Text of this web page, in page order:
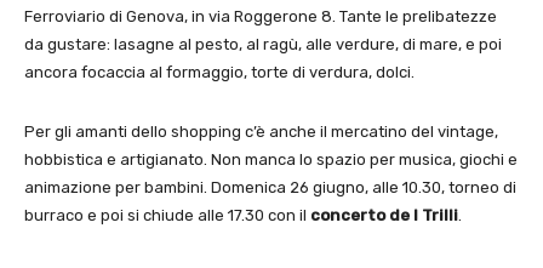
Ferroviario di Genova, in via Roggerone 8. Tante le prelibatezze
da gustare: lasagne al pesto, al ragù, alle verdure, di mare, e poi
ancora focaccia al formaggio, torte di verdura, dolci.
Per gli amanti dello shopping c’è anche il mercatino del vintage,
hobbistica e artigianato. Non manca lo spazio per musica, giochi e
animazione per bambini. Domenica 26 giugno, alle 10.30, torneo di
burraco e poi si chiude alle 17.30 con il concerto de I Trilli.